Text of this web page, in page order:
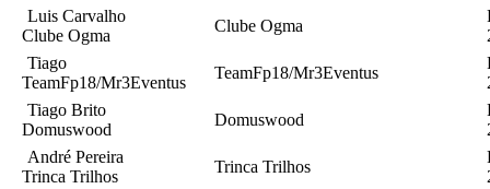
Luis Carvalho
Clube Ogma
Clube Ogma
Tiago
TeamFp18/Mr3Eventus
TeamFp18/Mr3Eventus
Tiago Brito
Domuswood
Domuswood
André Pereira
Trinca Trilhos
Trinca Trilhos